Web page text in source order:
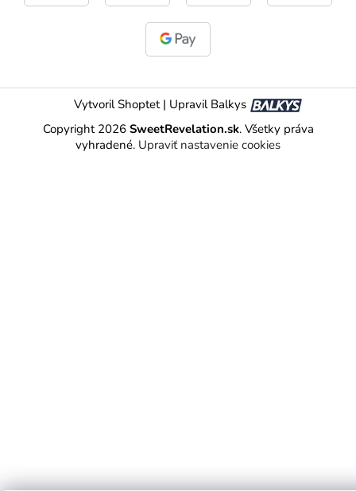
Vytvoril Shoptet | Upravil Balkys
Copyright 2026 SweetRevelation.sk. Všetky práva
vyhradené. Upraviť nastavenie cookies